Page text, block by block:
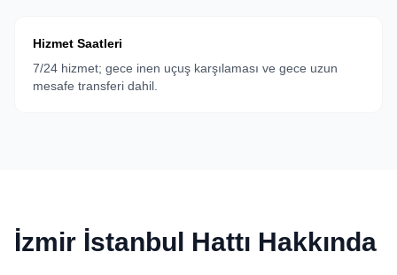
Hizmet Saatleri
7/24 hizmet; gece inen uçuş karşılaması ve gece uzun
mesafe transferi dahil.
İzmir İstanbul Hattı Hakkında